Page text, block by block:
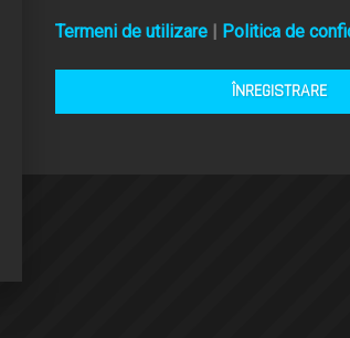
Termeni de utilizare Politica de
ÎNREGISTRARE